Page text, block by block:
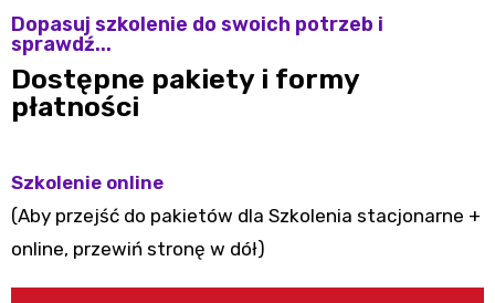
Dopasuj szkolenie do swoich potrzeb i
sprawdź...
Dostępne pakiety i formy
płatności
Szkolenie online
(Aby przejść do pakietów dla Szkolenia stacjonarne +
online, przewiń stronę w dół)